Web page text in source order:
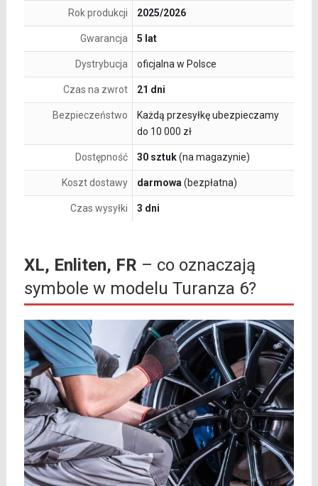
Rok produkcji 2025/2026
Gwarancja 5 lat
Dystrybucja oficjalna w Polsce
Czas na zwrot 21 dni
Bezpieczeństwo
Każdą przesyłkę ubezpieczamy
do 10 000 zł
Dostępność 30 sztuk(na magazynie)
Koszt dostawy darmowa (bezpłatna)
Czas wysyłki 3 dni
XL, Enliten, FR – co oznaczają
symbole w modelu Turanza 6?